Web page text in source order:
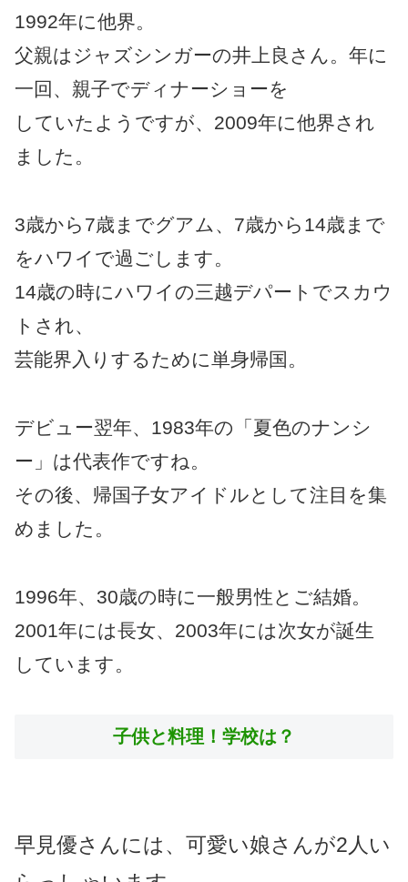
1992年に他界。
父親はジャズシンガーの井上良さん。年に
一回、親子でディナーショーを
していたようですが、2009年に他界され
ました。
3歳から7歳までグアム、7歳から14歳まで
をハワイで過ごします。
14歳の時にハワイの三越デパートでスカウ
トされ、
芸能界入りするために単身帰国。
デビュー翌年、1983年の「夏色のナンシ
ー」は代表作ですね。
その後、帰国子女アイドルとして注目を集
めました。
1996年、30歳の時に一般男性とご結婚。
2001年には長女、2003年には次女が誕生
しています。
子供と料理！学校は？
早見優さんには、可愛い娘さんが2人い